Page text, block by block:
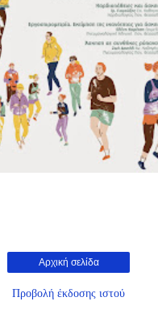
Αρχική σελίδα
Προβολή έκδοσης ιστού